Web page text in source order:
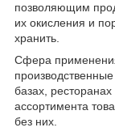
позволяющим
их окисления и
хранить.
Сфера
базах,
ассортимента
без них.